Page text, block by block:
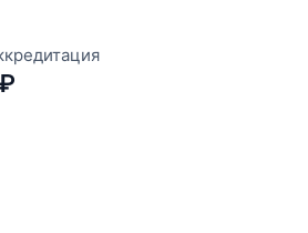
центре Москвы, в
класса "Рахманинов".
уютная отдельная спальня и
Высота потолков 3.4
₽